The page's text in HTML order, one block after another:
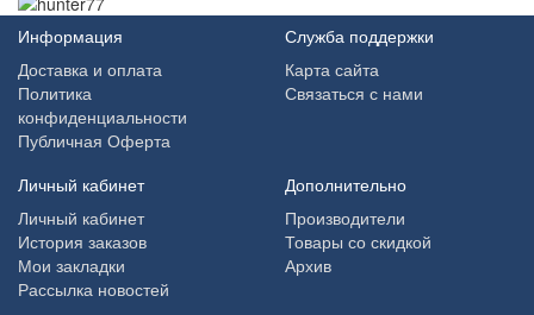
Информация
Доставка и оплата
Политика
конфиденциальности
Публичная Оферта
Служба поддержки
Карта сайта
Связаться с нами
Личный кабинет
Личный кабинет
История заказов
Мои закладки
Рассылка новостей
Дополнительно
Производители
Товары со скидкой
Архив